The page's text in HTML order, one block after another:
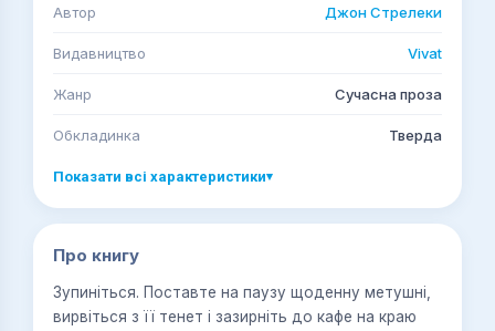
Автор Джон Стрелеки
Видавництво Vivat
Жанр Сучасна проза
Обкладинка Тверда
Показати всі характеристики▾
Про книгу
Зупиніться. Поставте на паузу щоденну метушні,
вирвіться з її тенет і зазирніть до кафе на краю